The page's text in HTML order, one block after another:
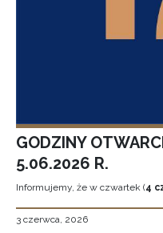
GODZINY
5.06.2026 R.
Informujemy, że w czwartek (4
3 czerwca, 2026